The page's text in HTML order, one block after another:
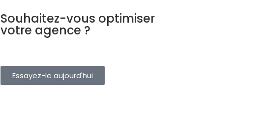
Souhaitez-vous optimiser
votre agence ?
Essayez-le aujourd'hui